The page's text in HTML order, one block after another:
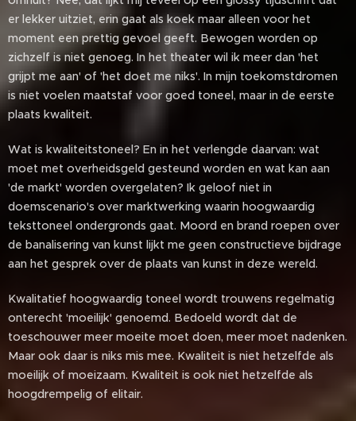
er lekker uitziet, erin gaat als koek maar alleen voor het
moment een prettig gevoel geeft. Bewogen worden op
zichzelf is niet genoeg. In het theater wil ik meer dan 'het
grijpt me aan' of 'het doet me niks'. In mijn toekomstdromen
is niet voelen maatstaf voor goed toneel, maar in de eerste
plaats kwaliteit.
Wat is kwaliteitstoneel? En in het verlengde daarvan: wat
moet met overheidsgeld gesteund worden en wat kan aan
'de markt' worden overgelaten? Ik geloof niet in
doemscenario's over marktwerking waarin hoogwaardig
teksttoneel ondergronds gaat. Moord en brand roepen over
de banalisering van kunst lijkt me geen constructieve bijdrage
aan het gesprek over de plaats van kunst in deze wereld.
Kwalitatief hoogwaardig toneel wordt trouwens regelmatig
onterecht 'moeilijk' genoemd. Bedoeld wordt dat de
toeschouwer meer moeite moet doen, meer moet nadenken.
Maar ook daar is niks mis mee. Kwaliteit is niet hetzelfde als
moeilijk of moeizaam. Kwaliteit is ook niet hetzelfde als
hoogdrempelig of elitair.